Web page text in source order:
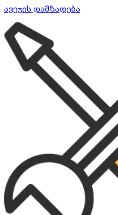
ავეჯის დამზადება